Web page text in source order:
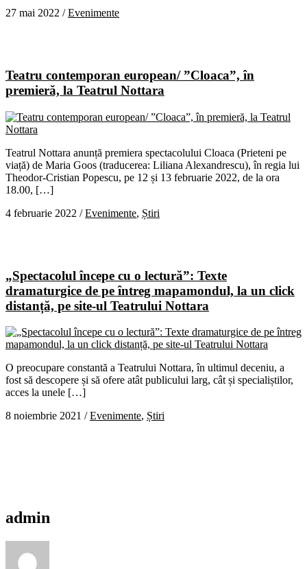
27 mai 2022 /Evenimente
Teatru contemporan european/ ”Cloaca”, în
premieră, la Teatrul Nottara
Teatrul Nottara anunță premiera spectacolului Cloaca (Prieteni pe
viață) de Maria Goos (traducerea: Liliana Alexandrescu), în regia lui
Theodor-Cristian Popescu, pe 12 și 13 februarie 2022, de la ora
18.00, […]
4 februarie 2022 /Evenimente, Știri
„Spectacolul începe cu o lectură”: Texte
dramaturgice de pe întreg mapamondul, la un click
distanță, pe site-ul Teatrului Nottara
O preocupare constantă a Teatrului Nottara, în ultimul deceniu, a
fost să descopere și să ofere atât publicului larg, cât și specialiștilor,
acces la unele […]
8 noiembrie 2021 /Evenimente, Știri
admin